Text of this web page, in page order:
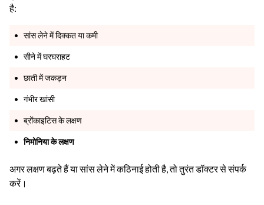
है:
सांस लेने में दिक्कत या कमी
सीने में घरघराहट
छाती में जकड़न
गंभीर खांसी
ब्रोंकाइटिस के लक्षण
निमोनिया के लक्षण
अगर लक्षण बढ़ते हैं या सांस लेने में कठिनाई होती है, तो तुरंत डॉक्टर से संपर्क
करें।